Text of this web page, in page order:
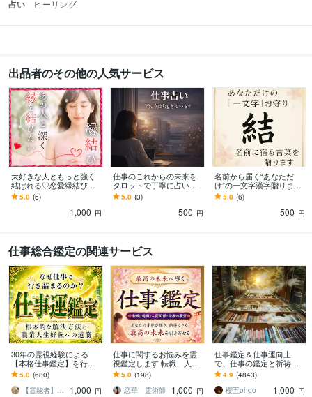
占い ヒーリング
出品者のその他の人気サービス
大好きな人ともっと強く
結ばれる♡恋愛縁結びを
します 縁結び/波動調整/ス
ピ/片思い/復縁/想い届け
5.0 (6)
1,000 円
仕事のこれからの未来を
タロットで丁寧に占いま
す 職場/人間関係/転職/適
職/ストレス/タイミング/時
5.0 (3)
500 円
名前から届く“あなただ
け”の一文字漢字贈ります
一生そばに置きたい、あ
なたのための漢字
5.0 (6)
500 円
仕事総合鑑定の関連サービス
30年の霊視経験による
【本格仕事鑑定】を行い
ます 仕事運停滞の真の原
因と人生好転への道筋を
読み解きます
5.0 (680)
【霊能者】天晴
1,000 円
仕事に関するお悩みを霊
視鑑定します 転職、人間
関係、未来への不安を解
決へ
5.0 (198)
恋華 霊術師
1,000 円
仕事鑑定＆仕事運向上
で、仕事の鑑定と祈祷を
します 霊視による仕事鑑
定と仕事運向上の祈祷セ
ット
4.9 (4843)
櫻五ohgo
1,000 円